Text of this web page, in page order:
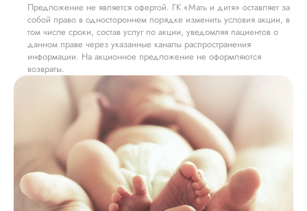
Предложение не является офертой. ГК «Мать и дитя» оставляет за
собой право в одностороннем порядке изменить условия акции, в
том числе сроки, состав услуг по акции, уведомляя пациентов о
данном праве через указанные каналы распространения
информации. На акционное предложение не оформляются
возвраты.